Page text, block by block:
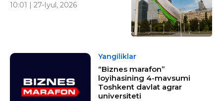
10:01 | 27-Iyul, 2026
Yangiliklar
“Biznes marafon”
loyihasining 4-mavsumi
Toshkent davlat agrar
universiteti